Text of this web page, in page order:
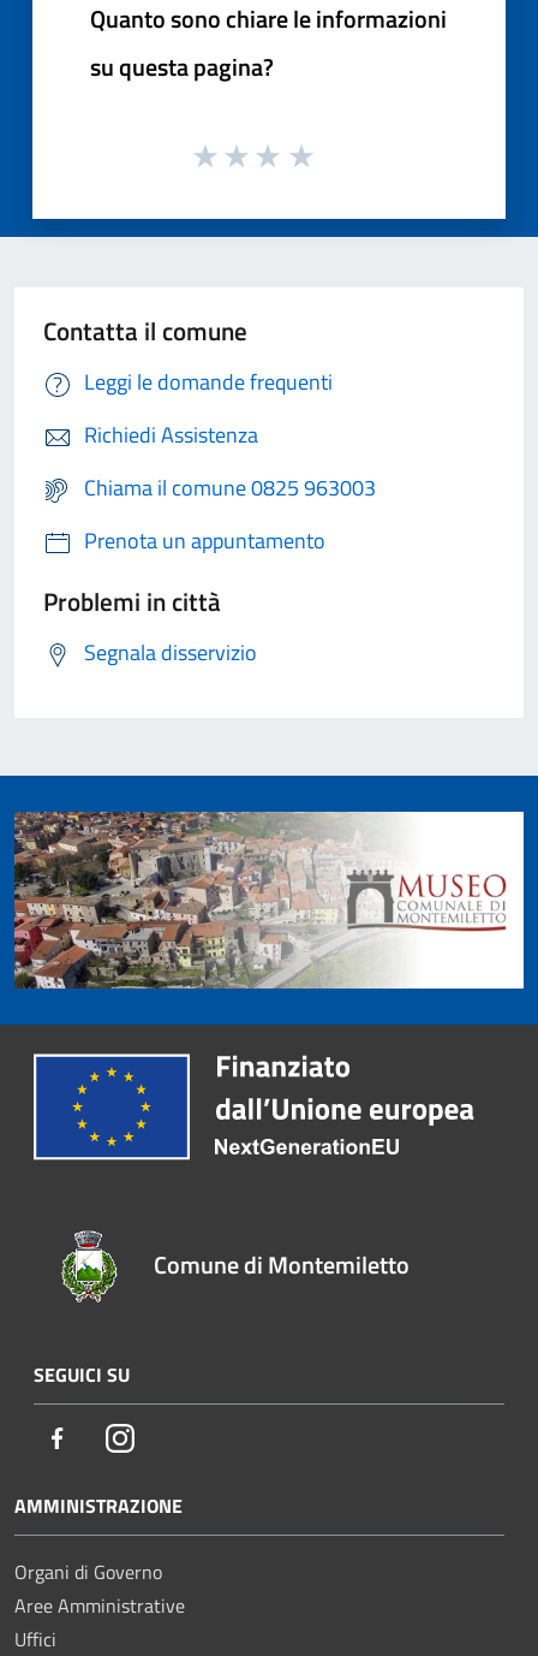
Quanto sono chiare le informazioni
su questa pagina?
Contatta il comune
Leggi le domande frequenti
Richiedi Assistenza
Chiama il comune 0825 963003
Prenota un appuntamento
Problemi in città
Segnala disservizio
Comune di Montemiletto
SEGUICI SU
FacebookInstagram
AMMINISTRAZIONE
Organi di Governo
Aree Amministrative
Uffici